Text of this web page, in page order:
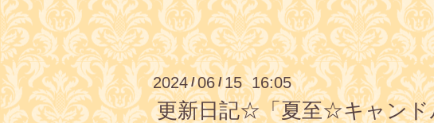
2024/06 / 15 16:05
更新日記☆「夏至☆キャン